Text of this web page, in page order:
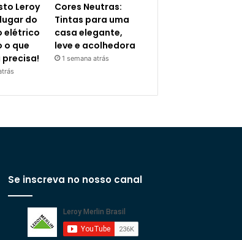
Leroy
do
elétrico
o que
precisa!
Cores Neutras:
Tintas para uma
casa elegante,
leve e acolhedora
1 semana atrás
Se inscreva no nosso canal